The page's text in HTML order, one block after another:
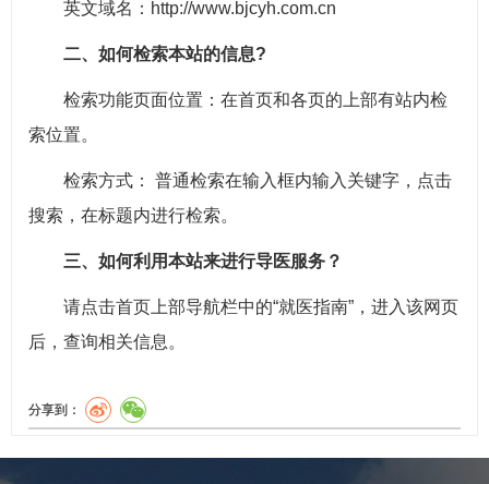
英文域名：http://www.bjcyh.com.cn
二、如何检索本站的信息?
检索功能页面位置：在首页和各页的上部有站内检
索位置。
检索方式： 普通检索在输入框内输入关键字，点击
搜索，在标题内进行检索。
三、如何利用本站来进行导医服务？
请点击首页上部导航栏中的“就医指南”，进入该网页
后，查询相关信息。
分享到：